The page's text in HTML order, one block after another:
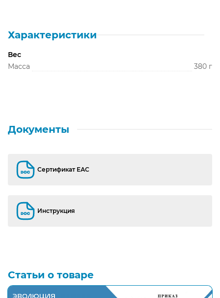
Характеристики
Вес
Масса
380 г
Документы
Сертификат ЕАС
Инструкция
Статьи о товаре